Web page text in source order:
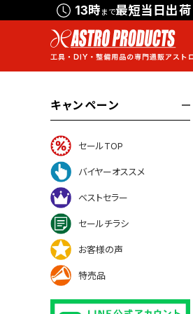
13時まで最短当日出荷
キャンペーン
セールTOP
バイヤーオススメ
ベストセラー
セールチラシ
お客様の声
特売品